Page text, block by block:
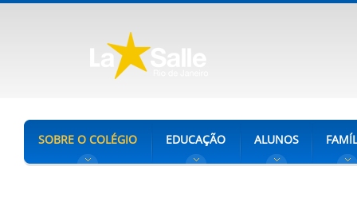
SOBRE O COLÉGIO EDUCAÇÃO ALUNOS